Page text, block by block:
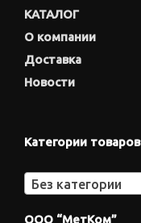
КАТАЛОГ
О компании
Доставка
Новости
Категории товаров
Без категории
ООО “МетКом”